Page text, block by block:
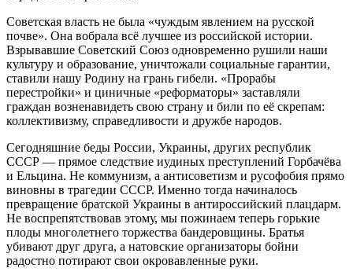
Советская власть не была «чуждым явлением на русской
почве». Она вобрала всё лучшее из российской истории.
Взрывавшие Советский Союз одновременно рушили наши
культуру и образование, уничтожали социальные гарантии,
ставили нашу Родину на грань гибели. «Прорабы
перестройки» и циничные «реформаторы» заставляли
граждан возненавидеть свою страну и били по её скрепам:
коллективизму, справедливости и дружбе народов.
Сегодняшние беды России, Украины, других республик
СССР — прямое следствие иудиных преступлений Горбачёва
и Ельцина. Не коммунизм, а антисоветизм и русофобия прямо
виновны в трагедии СССР. Именно тогда начиналось
превращение братской Украины в антироссийский плацдарм.
Не воспрепятствовав этому, мы пожинаем теперь горькие
плоды многолетнего торжества бандеровщины. Братья
убивают друг друга, а натовские организаторы бойни
радостно потирают свои окровавленные руки.